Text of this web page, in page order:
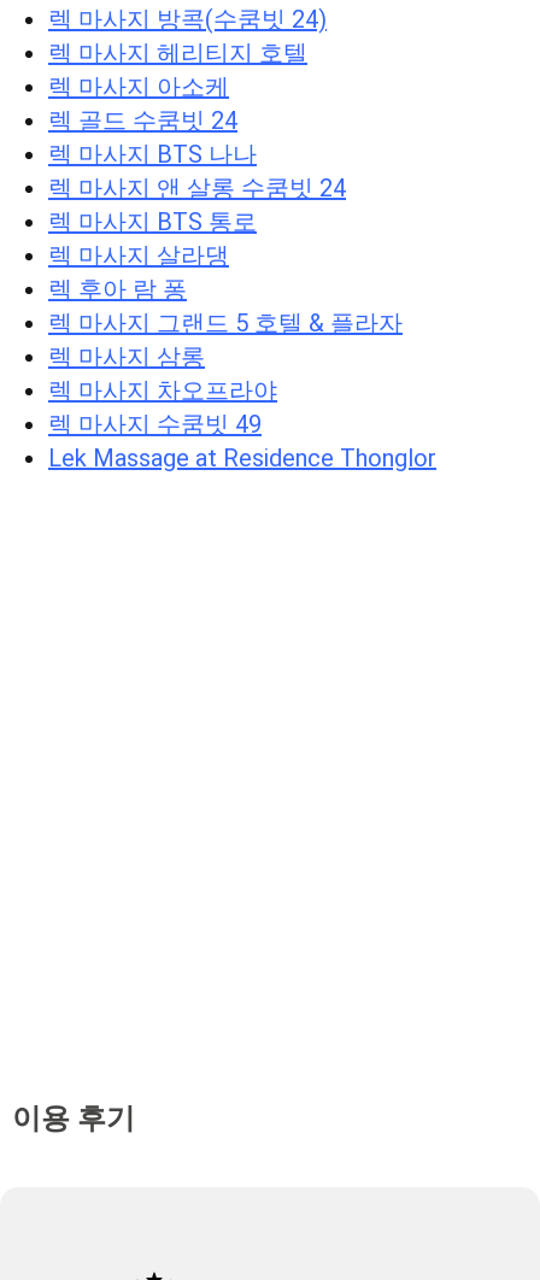
렉 마사지 방콕(수쿰빗 24)
렉 마사지 헤리티지 호텔
렉 마사지 아소케
렉 골드 수쿰빗 24
렉 마사지 BTS 나나
렉 마사지 앤 살롱 수쿰빗 24
렉 마사지 BTS 통로
렉 마사지 살라댕
렉 후아 람 퐁
렉 마사지 그랜드 5 호텔 & 플라자
렉 마사지 삼롱
렉 마사지 차오프라야
렉 마사지 수쿰빗 49
Lek Massage at Residence Thonglor
이용 후기